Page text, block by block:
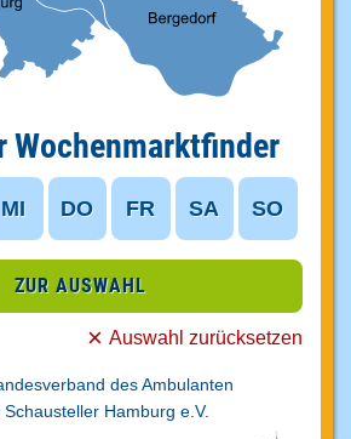
Wochenmarktfinder
MI DO FR SA SO
ZUR AUSWAHL
Auswahl zurücksetzen
des Ambulanten
Hamburg e.V.